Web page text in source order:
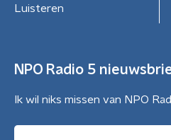
Luisteren
NPO Radio 5
Ik wil niks missen van NPO